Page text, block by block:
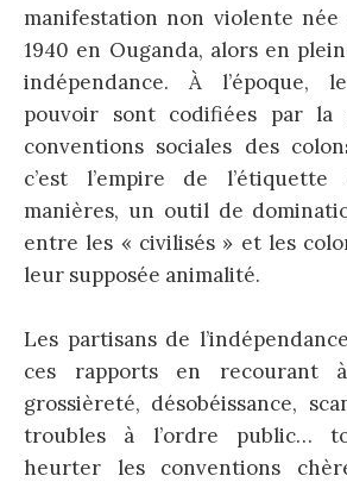
manifestation non violente née
1940 en Ouganda, alors en
indépendance. À l’époque,
pouvoir sont codifiées par la
conventions sociales des
c’est l’empire de
manières, un outil de
entre les « civilisés » et les
leur supposée animalité.
Les partisans de
ces rapports en recourant à
grossièreté, désobéissance,
troubles à l’ordre public…
heurter les conventions